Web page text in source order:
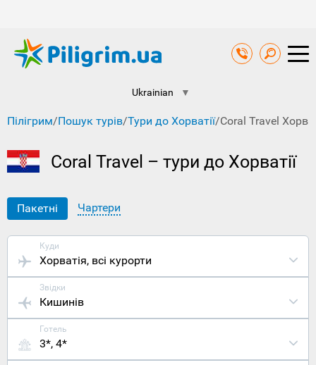
Ukrainian ▼
Пілігрим/Пошук турів/Тури до Хорватії/Coral Travel
Coral Travel – тури до Хорватії
Пакетні Чартери
Куди
Хорватія, всі курорти
Звідки
Кишинів
Готель
3*, 4*